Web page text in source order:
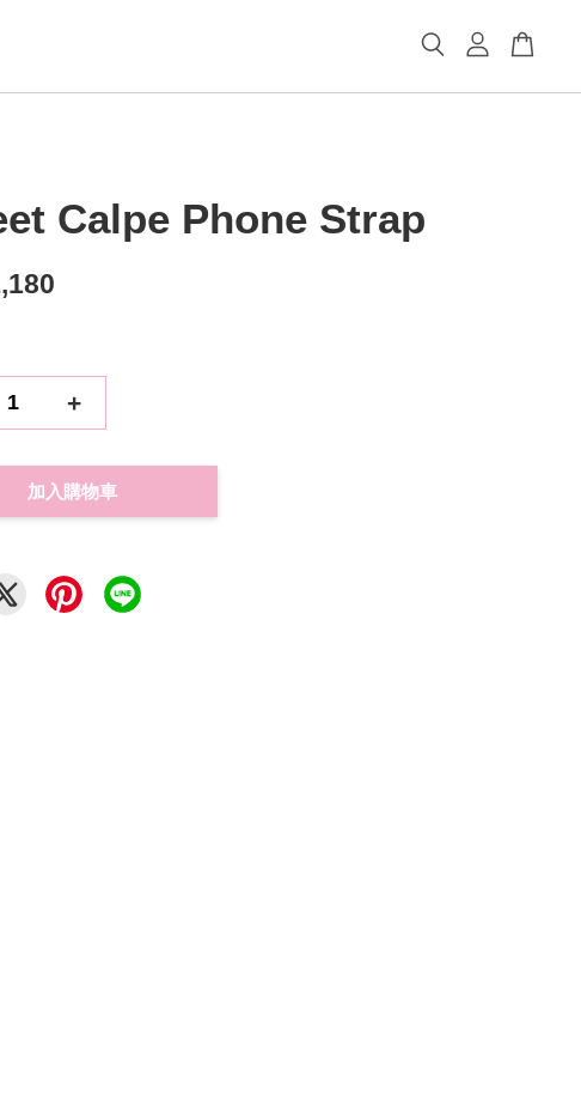
Calpe Phone Strap
+
加入購物車